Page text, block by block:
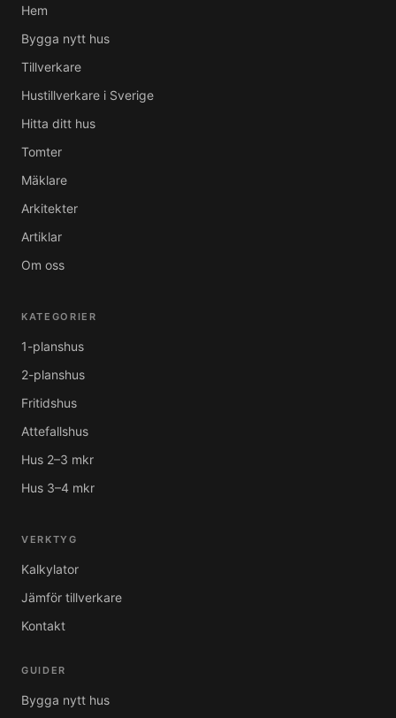
Hem
Bygga nytt hus
Tillverkare
Hustillverkare i Sverige
Hitta ditt hus
Tomter
Mäklare
Arkitekter
Artiklar
Om oss
KATEGORIER
1-planshus
2-planshus
Fritidshus
Attefallshus
Hus 2–3 mkr
Hus 3–4 mkr
VERKTYG
Kalkylator
Jämför tillverkare
Kontakt
GUIDER
Bygga nytt hus